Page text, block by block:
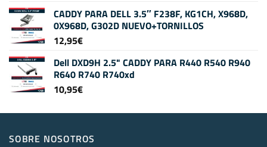
CADDY PARA DELL 3.5″ F238F, KG1CH, X968D,
0X968D, G302D NUEVO+TORNILLOS
12,95€
Dell DXD9H 2.5" CADDY PARA R440 R540 R940
R640 R740 R740xd
10,95€
SOBRE NOSOTROS